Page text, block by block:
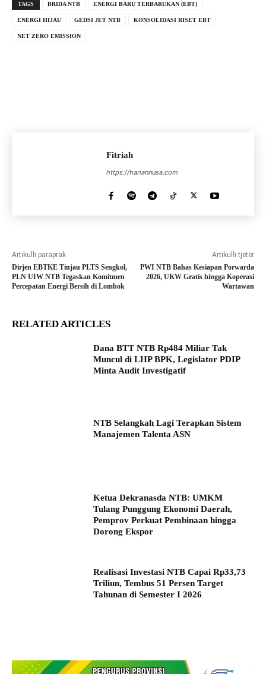
TAGS BRIDA NTB ENERGI BARU TERBARUKAN (EBT)
ENERGI HIJAU GEDSI JET NTB KONSOLIDASI RISET EBT
NET ZERO EMISSION
Fitriah
https://hariannusa.com
Artikulli paraprak
Dirjen EBTKE Tinjau PLTS Sengkol,
PLN UIW NTB Tegaskan Komitmen
Percepatan Energi Bersih di Lombok
Artikulli tjetër
PWI NTB Bahas Kesiapan Porwarda
2026, UKW Gratis hingga Koperasi
Wartawan
RELATED ARTICLES
Dana BTT NTB Rp484 Miliar Tak
Muncul di LHP BPK, Legislator PDIP
Minta Audit Investigatif
NTB Selangkah Lagi Terapkan Sistem
Manajemen Talenta ASN
Ketua Dekranasda NTB: UMKM
Tulang Punggung Ekonomi Daerah,
Pemprov Perkuat Pembinaan hingga
Dorong Ekspor
Realisasi Investasi NTB Capai Rp33,73
Triliun, Tembus 51 Persen Target
Tahunan di Semester I 2026